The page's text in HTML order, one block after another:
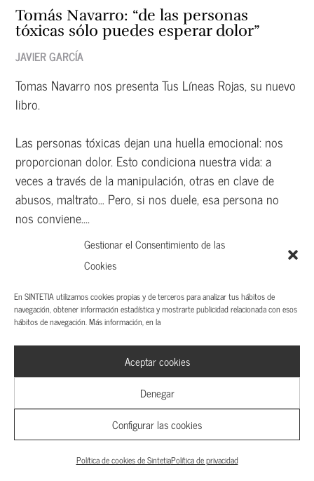
Gestionar el Consentimiento de las
Cookies
En SINTETIA utilizamos cookies propias y de terceros para analizar tus hábitos de
navegación, obtener información estadística y mostrarte publicidad relacionada con esos
hábitos de navegación. Más información, en la
Aceptar cookies
Denegar
Configurar las cookies
Política de cookies de SintetiaPolítica de privacidad
Tomás Navarro: “de las personas
tóxicas sólo puedes esperar dolor”
JAVIER GARCÍA
Tomas Navarro nos presenta Tus Líneas Rojas, su nuevo
libro.
Las personas tóxicas dejan una huella emocional: nos
proporcionan dolor. Esto condiciona nuestra vida: a
veces a través de la manipulación, otras en clave de
abusos, maltrato… Pero, si nos duele, esa persona no
nos conviene....
MANAGEMENT